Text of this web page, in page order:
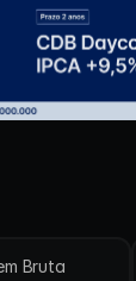
Bruta